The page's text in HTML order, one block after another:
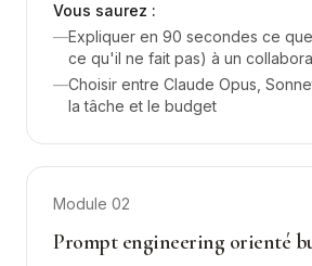
Vous saurez :
—Expliquer en 90 secondes ce
ce qu'il ne fait pas) à un
—Choisir entre Claude Opus,
la tâche et le budget
Module 02
Prompt engineering orienté